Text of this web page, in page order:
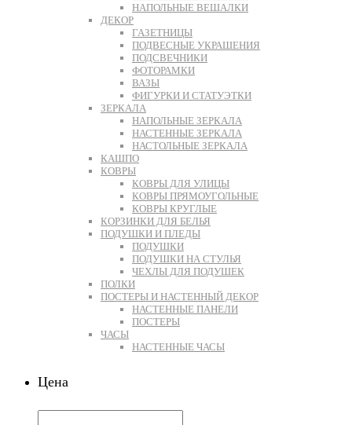
НАПОЛЬНЫЕ ВЕШАЛКИ
ДЕКОР
ГАЗЕТНИЦЫ
ПОДВЕСНЫЕ УКРАШЕНИЯ
ПОДСВЕЧНИКИ
ФОТОРАМКИ
ВАЗЫ
ФИГУРКИ И СТАТУЭТКИ
ЗЕРКАЛА
НАПОЛЬНЫЕ ЗЕРКАЛА
НАСТЕННЫЕ ЗЕРКАЛА
НАСТОЛЬНЫЕ ЗЕРКАЛА
КАШПО
КОВРЫ
КОВРЫ ДЛЯ УЛИЦЫ
КОВРЫ ПРЯМОУГОЛЬНЫЕ
КОВРЫ КРУГЛЫЕ
КОРЗИНКИ ДЛЯ БЕЛЬЯ
ПОДУШКИ И ПЛЕДЫ
ПОДУШКИ
ПОДУШКИ НА СТУЛЬЯ
ЧЕХЛЫ ДЛЯ ПОДУШЕК
ПОЛКИ
ПОСТЕРЫ И НАСТЕННЫЙ ДЕКОР
НАСТЕННЫЕ ПАНЕЛИ
ПОСТЕРЫ
ЧАСЫ
НАСТЕННЫЕ ЧАСЫ
Цена